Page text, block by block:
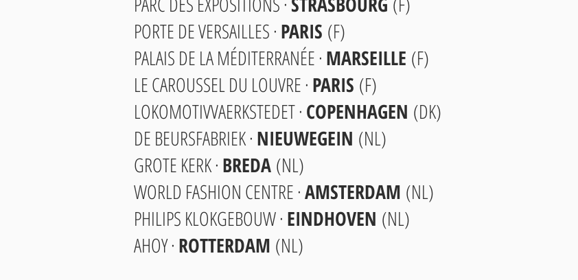
PORTE DE VERSAILLES · PARIS (F)
PALAIS DE LA MÉDITERRANÉE · MARSEILLE (F)
LE CAROUSSEL DU LOUVRE · PARIS (F)
LOKOMOTIVVAERKSTEDET · COPENHAGEN (DK)
DE BEURSFABRIEK · NIEUWEGEIN (NL)
GROTE KERK · BREDA (NL)
WORLD FASHION CENTRE ·AMSTERDAM (NL)
PHILIPS KLOKGEBOUW · EINDHOVEN (NL)
AHOY · ROTTERDAM (NL)